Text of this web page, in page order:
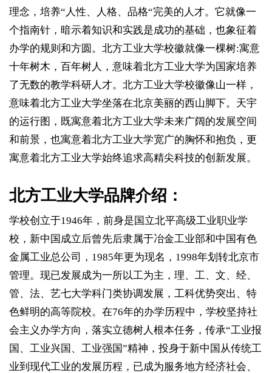
理念，培养“人性、人格、品格“完美的人才。它就像一
个指南针，暗示着知识和实践是成功的基础，也象征着
办学的规则和方圆。北方工业大学校徽就像一棵树:寓意
十年树木，百年树人，意味着北方工业大学为国家培养
了无数的教学科研人才。北方工业大学校徽像山一样，
意味着北方工业大学坐落在北京美丽的西山脚下。天宇
的运行图，既寓意着北方工业大学未来广阔的发展空间
和前景，也寓意着北方工业大学宽广的胸怀和抱负，更
寓意着北方工业大学始终追求高精尖科技的创新发展。
北方工业大学品牌介绍：
学校创立于1946年，前身是国立北平高级工业职业学
校，新中国成立后曾先后隶属于冶金工业部和中国有色
金属工业总公司，1985年更为现名，1998年划转北京市
管理。现已发展成为一所以工为主，理、工、文、经、
管、法、艺七大学科门类协调发展，工科优势突出、特
色鲜明的高等院校。在76年的办学历程中，学校坚持社
会主义办学方向，落实立德树人根本任务，传承“工业报
国、工业兴国、工业强国”精神，投身于新中国从传统工
业到现代工业的发展历程，已成为服务地方经济社会、